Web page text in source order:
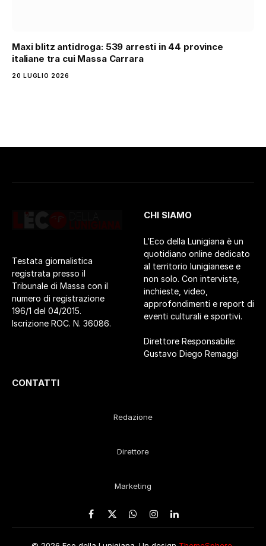
Maxi blitz antidroga: 539 arresti in 44 province
italiane tra cui Massa Carrara
20 LUGLIO 2026
Testata giornalistica
registrata presso il
Tribunale di Massa con il
numero di registrazione
196/1 del 04/2015.
Iscrizione ROC. N. 36086.
CHI SIAMO
L’Eco della Lunigiana è un
quotidiano online dedicato
al territorio lunigianese e
non solo. Con interviste,
inchieste, video,
approfondimenti e report di
eventi culturali e sportivi.
Direttore Responsabile:
Gustavo Diego Remaggi
CONTATTI
Redazione
Direttore
Marketing
Facebook
X
WhatsApp
Instagram
LinkedIn